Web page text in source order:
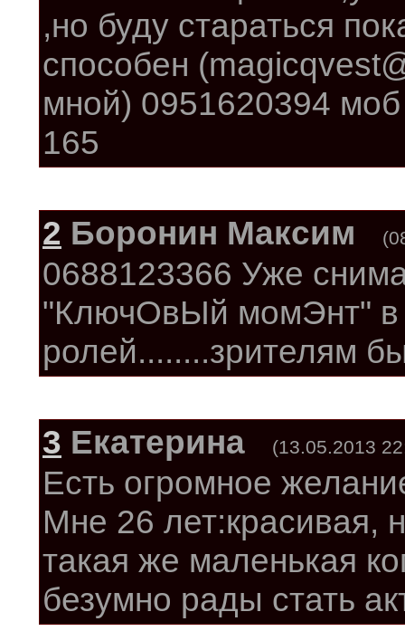
,но буду стараться
способен
мной) 0951620394 моб
165
2 Боронин Максим
0688123366 Уже
"КлючОвЫй момЭнт" в
ролей........зрителям
3 Екатерина (13.05.2013
Есть огромное
Мне 26 лет:красивая,
такая же маленькая
безумно рады стать